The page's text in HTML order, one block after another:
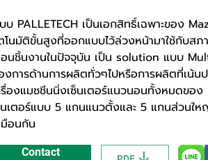
บ PALLETECH เป็นเอกสิทธิ์เฉพาะของ
โนมัติขั้นสูงที่ออกแบบไว้ล่วงหน้ามาใช้กับส
อนชิ้นงานในปัจจุบัน เป็น solution แบบ
การด้านการผลิตทั่วๆไปหรือการผลิตที่เน้น
รื่องแมชชีนนิ่งเซ็นเตอร์แนวนอนทั้งหมดขอ
นเตอร์แบบ 5 แกนแนวตั้งและ 5 แกนส่วนใ
มือนกัน
Contact